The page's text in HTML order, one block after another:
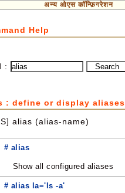
अन्य ओएस कॉन्फ़िगरेशन
Help
:
: define or display aliases
alias (alias-name)
# alias
Show all configured aliases
# alias la='ls -a'